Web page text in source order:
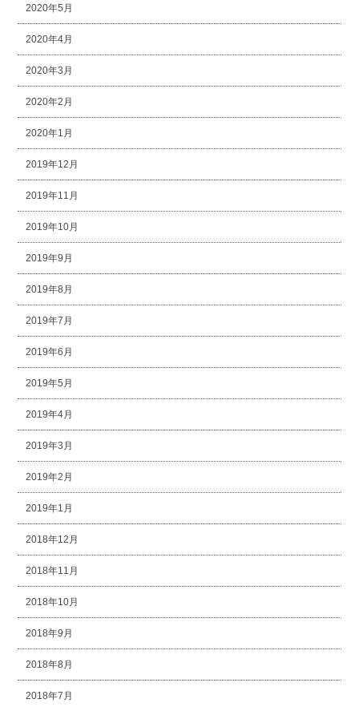
2020年5月
2020年4月
2020年3月
2020年2月
2020年1月
2019年12月
2019年11月
2019年10月
2019年9月
2019年8月
2019年7月
2019年6月
2019年5月
2019年4月
2019年3月
2019年2月
2019年1月
2018年12月
2018年11月
2018年10月
2018年9月
2018年8月
2018年7月